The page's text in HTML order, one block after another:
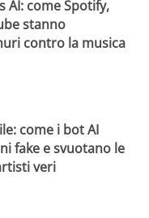
AI: come Spotify,
stanno
contro la musica
come i bot AI
fake e svuotano le
veri